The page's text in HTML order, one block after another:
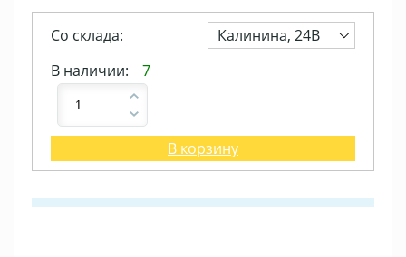
Со склада:
Калинина, 24В
В наличии:
7
В корзину